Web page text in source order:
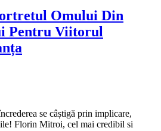
Omului Din
Pentru Viitorul
se câștigă prin implicare,
Florin Mitroi, cel mai credibil si